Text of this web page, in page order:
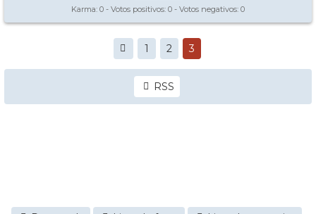
Karma: 0 - Votos positivos: 0 - Votos negativos: 0
1 2 3
RSS